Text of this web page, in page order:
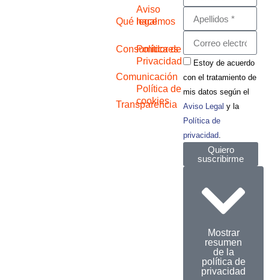
Qué hacemos
Consumidores
Comunicación
Transparencia
Aviso
legal
Política de
Privacidad
Política de
cookies
Estoy de acuerdo
con el tratamiento de
mis datos según el
Aviso Legal y la
Política de
privacidad
Quiero
suscribirme
casilla acepta
recibir
información
acerca de las
actividades y
campañas de
CECU y estar al
Mostrar
resumen
de la
política de
privacidad